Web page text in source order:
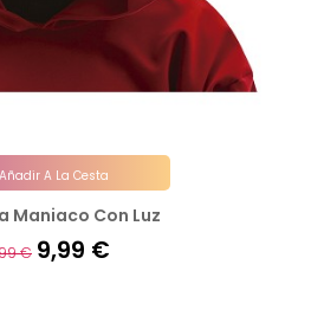
Añadir A La Cesta
Maniaco Con Luz
€ 9,99 €